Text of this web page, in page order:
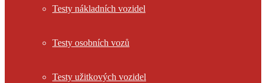
Testy nákladních vozidel
Testy osobních vozů
Testy užitkových vozidel